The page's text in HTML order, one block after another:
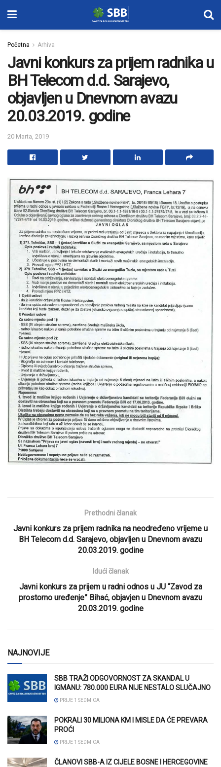
Početna Arhiva
Javni konkurs za prijem radnika u
BH Telecom d.d. Sarajevo,
objavljen u Dnevnom avazu
20.03.2019. godine
20 Marta, 2019
Prethodni članak
Javni konkurs za prijem radnika na neodređeno vrijeme u
BH Telecom d.d. Sarajevo, objavljen u Dnevnom avazu
20.03.2019. godine
Idući članak
Javni konkurs za prijem u radni odnos u JU “Zavod za
prostorno uređenje” Bihać, objavjen u Dnevnom avazu
20.03.2019. godine
NAJNOVIJE
SBB TRAŽI ODGOVORNOST ZA SKANDAL U
IGMANU: 780.000 EURA NIJE NESTALO SLUČAJNO
PRIJE 1 SEDMICA
POKRALI 30 MILIONA KM I MISLE DA ĆE PREVARA
PROĆI
PRIJE 1 SEDMICA
ČLANOVI SBB-A IZ CIJELE BOSNE I HERCEGOVINE